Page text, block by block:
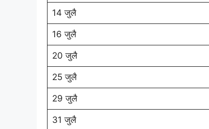
14 जुलै
16 जुलै
20 जुलै
25 जुलै
29 जुलै
31 जुलै